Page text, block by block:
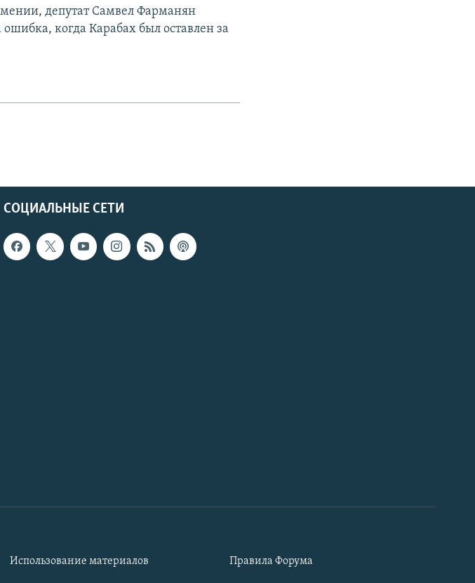
депутат Самвел Фарманян
когда Карабах был оставлен за
СОЦИАЛЬНЫЕ СЕТИ
Использование материалов Правила Форума